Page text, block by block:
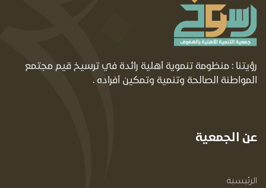
رؤيتنا : منظومة تنموية أهلية رائدة في ترسيخ قيم مجتمع
المواطنة الصالحة وتنمية وتمكين أفراده .
عن الجمعية
الرئيسية